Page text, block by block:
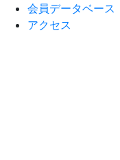
会員データベース
アクセス